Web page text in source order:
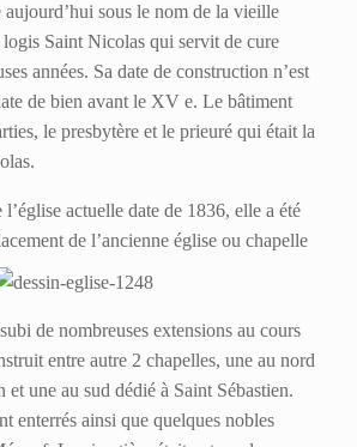
sous le nom de la vieille
Saint Nicolas qui servit de cure
années. Sa date de construction n’est
de bien avant le XV e. Le bâtiment
le presbytère et le prieuré qui était la
actuelle date de 1836, elle a été
de l’ancienne église ou chapelle
de nombreuses extensions au cours
entre autre 2 chapelles, une au nord
et une au sud dédié à Saint Sébastien.
enterrés ainsi que quelques nobles